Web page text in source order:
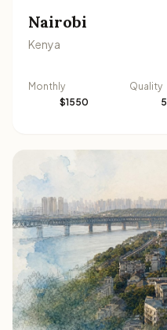
Nairobi
Kenya
Monthly
$1550
Quality
5